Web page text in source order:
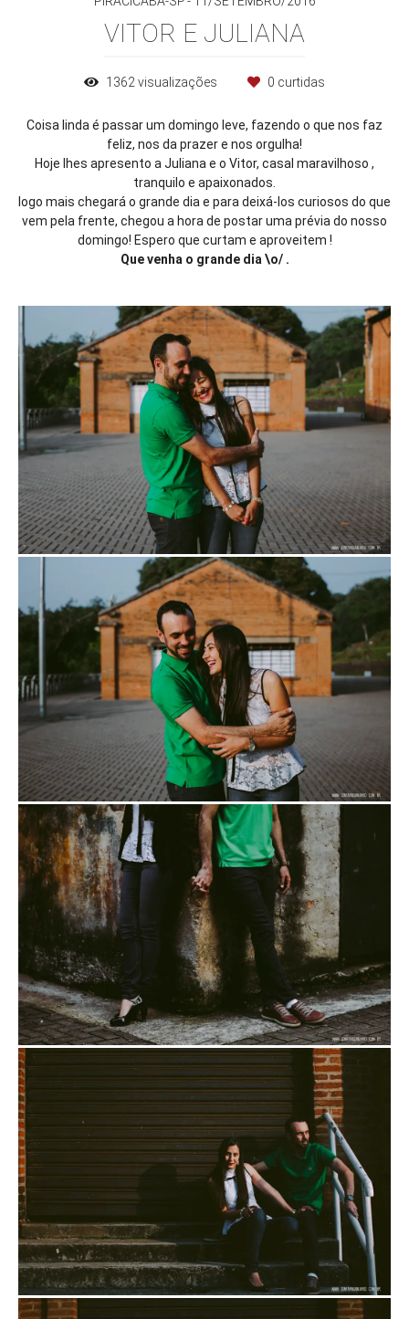
VITOR E JULIANA
1362 visualizações 0 curtidas
Coisa linda é passar um domingo leve, fazendo o que nos faz
feliz, nos da prazer e nos orgulha!
Hoje lhes apresento a Juliana e o Vitor, casal maravilhoso ,
tranquilo e apaixonados.
logo mais chegará o grande dia e para deixá-los curiosos do que
vem pela frente, chegou a hora de postar uma prévia do nosso
domingo! Espero que curtam e aproveitem !
Que venha o grande dia \o/ .